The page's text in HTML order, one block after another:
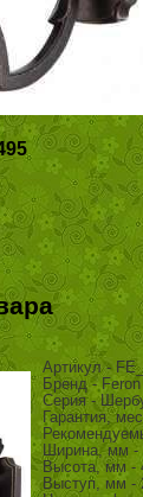
Артикул -
Бренд -
Серия -
Гарантия,
Ширина, мм -
Высота, мм -
Выступ, мм -